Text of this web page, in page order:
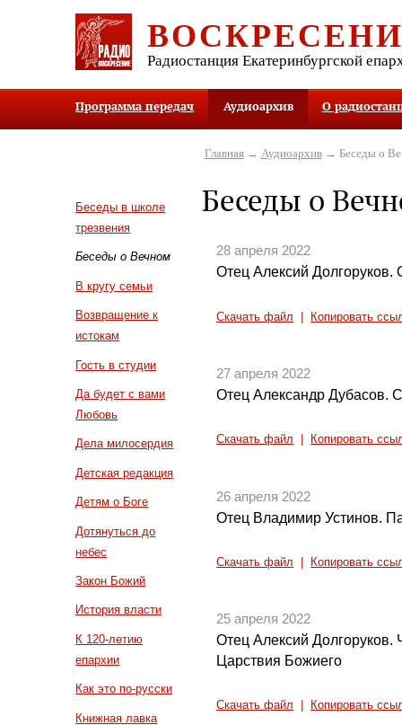
Радиостанция Екатеринбургской
Программа передач Аудиоархив О
Беседы в школе
трезвения
Беседы о Вечном
В кругу семьи
Возвращение к
истокам
Гость в студии
Да будет с вами
Любовь
Дела милосердия
Детская редакция
Детям о Боге
Дотянуться до
небес
Закон Божий
История власти
К 120-летию
епархии
Как это по-русски
Книжная лавка
Главная→ Аудиоархив→ Беседы о
Беседы о
28 апреля 2022
Отец Алексий Долгоруков.
Скачать файл Копировать
27 апреля 2022
Отец Александр Дубасов.
Скачать файл Копировать
26 апреля 2022
Отец Владимир Устинов.
Скачать файл Копировать
25 апреля 2022
Отец Алексий Долгоруков.
Царствия Божиего
Скачать файл Копировать